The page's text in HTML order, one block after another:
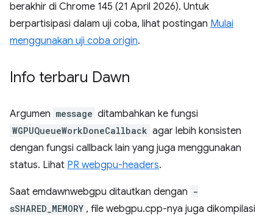
berakhir di Chrome 145 (21 April 2026). Untuk
berpartisipasi dalam uji coba, lihat postingan Mulai
menggunakan uji coba origin.
Info terbaru Dawn
Argumen message ditambahkan ke fungsi
WGPUQueueWorkDoneCallback agar lebih konsisten
dengan fungsi callback lain yang juga menggunakan
status. Lihat PR webgpu-headers.
Saat emdawnwebgpu ditautkan dengan -
sSHARED_MEMORY , file webgpu.cpp-nya juga dikompilasi